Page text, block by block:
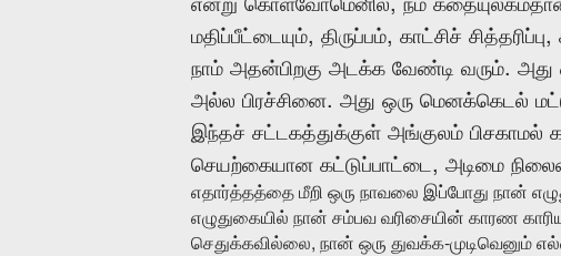
மதிப்பீட்டையும், திருப்பம், காட்சிச் சித்தரிப்பு,
நாம் அதன்பிறகு அடக்க வேண்டி வரும். அது
அல்ல பிரச்சினை. அது ஒரு மெனக்கெடல்
இந்தச் சட்டகத்துக்குள் அங்குலம் பிசகாமல்
செயற்கையான கட்டுப்பாட்டை , அடிமை
எதார்த்தத்தை மீறி ஒரு நாவலை இப்போது நான்
எழுதுகையில் நான் சம்பவ வரிசையின் காரண
செதுக்கவில்லை, நான் ஒரு துவக்க-முடிவெனும்